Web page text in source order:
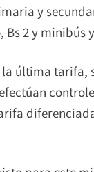
y
2 y minibús
última tarifa,